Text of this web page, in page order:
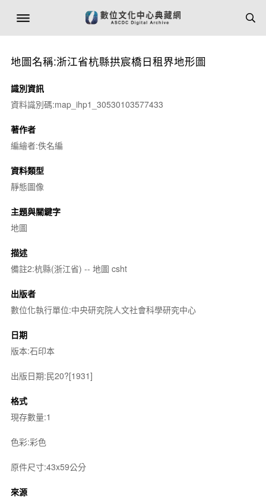
地圖名稱:浙江省杭縣拱宸橋日租界地形圖
識別資訊
資料識別碼:map_ihp1_30530103577433
著作者
編繪者:佚名編
資料類型
靜態圖像
主題與關鍵字
地圖
描述
備註2:杭縣(浙江省) -- 地圖 csht
出版者
數位化執行單位:中央研究院人文社會科學研究中心
日期
版本:石印本
出版日期:民20?[1931]
格式
現存數量:1
色彩:彩色
原件尺寸:43x59公分
來源